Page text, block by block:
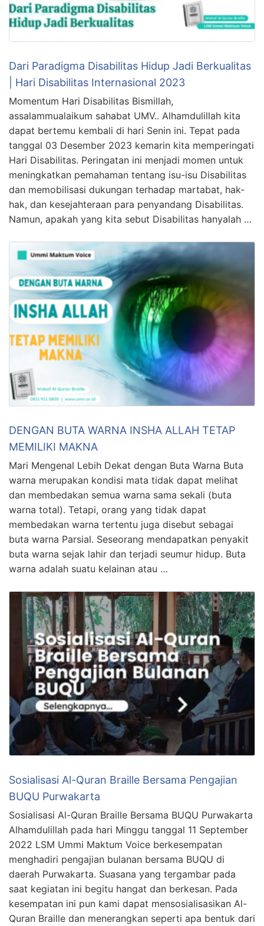
Dari Paradigma Disabilitas Hidup Jadi Berkualitas
| Hari Disabilitas Internasional 2023
Momentum Hari Disabilitas Bismillah,
assalammualaikum sahabat UMV.. Alhamdulillah kita
dapat bertemu kembali di hari Senin ini. Tepat pada
tanggal 03 Desember 2023 kemarin kita memperingati
Hari Disabilitas. Peringatan ini menjadi momen untuk
meningkatkan pemahaman tentang isu-isu Disabilitas
dan memobilisasi dukungan terhadap martabat, hak-
hak, dan kesejahteraan para penyandang Disabilitas.
Namun, apakah yang kita sebut Disabilitas hanyalah …
DENGAN BUTA WARNA INSHA ALLAH TETAP
MEMILIKI MAKNA
Mari Mengenal Lebih Dekat dengan Buta Warna Buta
warna merupakan kondisi mata tidak dapat melihat
dan membedakan semua warna sama sekali (buta
warna total). Tetapi, orang yang tidak dapat
membedakan warna tertentu juga disebut sebagai
buta warna Parsial. Seseorang mendapatkan penyakit
buta warna sejak lahir dan terjadi seumur hidup. Buta
warna adalah suatu kelainan atau …
Sosialisasi Al-Quran Braille Bersama Pengajian
BUQU Purwakarta
Sosialisasi Al-Quran Braille Bersama BUQU Purwakarta
Alhamdulillah pada hari Minggu tanggal 11 September
2022 LSM Ummi Maktum Voice berkesempatan
menghadiri pengajian bulanan bersama BUQU di
daerah Purwakarta. Suasana yang tergambar pada
saat kegiatan ini begitu hangat dan berkesan. Pada
kesempatan ini pun kami dapat mensosialisasikan Al-
Quran Braille dan menerangkan seperti apa bentuk dari